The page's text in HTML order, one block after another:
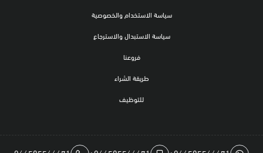
سياسة الاستخدام والخصوصية
سياسة الاستبدال والاسترجاع
فروعنا
طريقة الشراء
للتوظيف